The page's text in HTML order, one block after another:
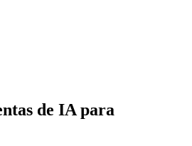
de IA para